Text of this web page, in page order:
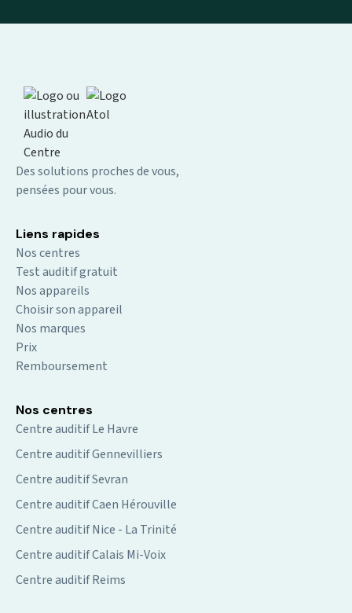
Des solutions proches de vous,
pensées pour vous.
Liens rapides
Nos centres
Test auditif gratuit
Nos appareils
Choisir son appareil
Nos marques
Prix
Remboursement
Nos centres
Centre auditif Le Havre
Centre auditif Gennevilliers
Centre auditif Sevran
Centre auditif Caen Hérouville
Centre auditif Nice - La Trinité
Centre auditif Calais Mi-Voix
Centre auditif Reims